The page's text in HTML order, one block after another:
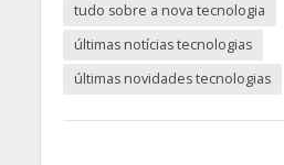
tudo sobre a nova tecnologia
últimas notícias tecnologias
últimas novidades tecnologias